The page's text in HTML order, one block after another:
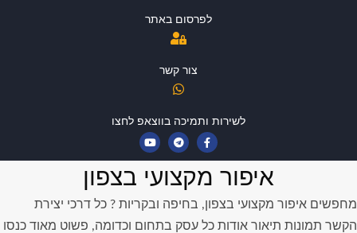
לפרסום באתר
צור קשר
לשירות ותמיכה בווצאפ לחצו
איפור מקצועי בצפון
מחפשים איפור מקצועי בצפון, בחיפה ובקריות ? כל דרכי יצירת
הקשר תמונות תיאור אודות כל עסק בתחום וכדומה, פשוט מאוד כנסו